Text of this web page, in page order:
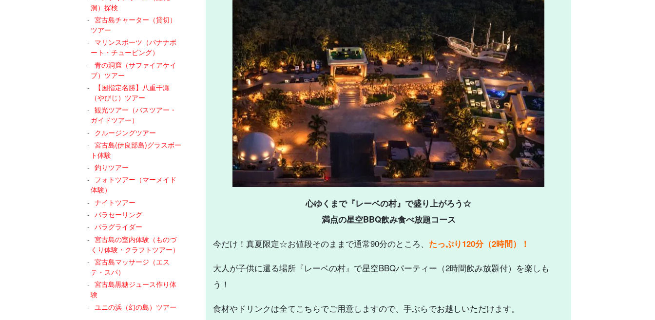
洞）探検
宮古島チャーター（貸切）
ツアー
マリンスポーツ（バナナボ
ート・チュービング）
青の洞窟（サファイアケイ
ブ）ツアー
【国指定名勝】八重干瀬
（やびじ）ツアー
観光ツアー（バスツアー・
ガイドツアー）
クルージングツアー
宮古島(伊良部島)グラスボー
ト体験
釣りツアー
フォトツアー（マーメイド
体験）
ナイトツアー
パラセーリング
パラグライダー
宮古島の室内体験（ものづ
くり体験・クラフトツアー）
宮古島マッサージ（エス
テ・スパ）
宮古島黒糖ジュース作り体
験
ユニの浜（幻の島）ツアー
心ゆくまで『レーベの村』で盛り上がろう☆
満点の星空BBQ飲み食べ放題コース
今だけ！真夏限定☆お値段そのままで通常90分のところ、 たっぷり120分（2時間）！
大人が子供に還る場所『レーベの村』で星空BBQパーティー（2時間飲み放題付）を楽しも
う！
食材やドリンクは全てこちらでご用意しますので、手ぶらでお越しいただけます。